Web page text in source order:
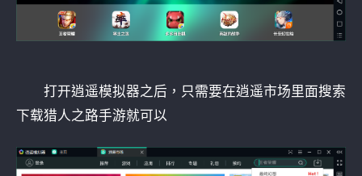
打开逍遥模拟器之后，只需要在逍遥市场里面搜索
下载猎人之路手游就可以